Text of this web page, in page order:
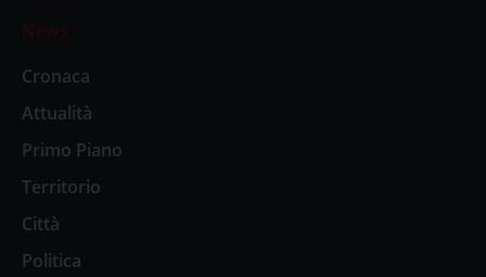
News
Cronaca
Attualità
Primo Piano
Territorio
Città
Politica